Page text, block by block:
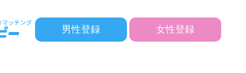
男性登録 女性登録